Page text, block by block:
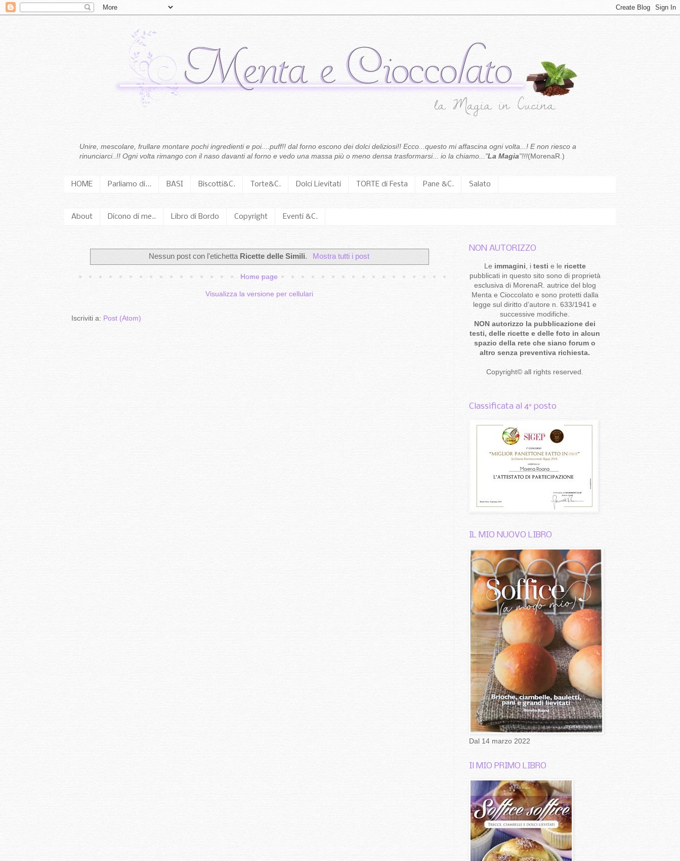
Unire, mescolare, frullare montare pochi ingredienti e poi....puff!! dal forno escono dei dolci deliziosi!! Ecco...questo mi affascina ogni volta...! E non riesco a
rinunciarci..!! Ogni volta rimango con il naso davanti al forno e vedo una massa più o meno densa trasformarsi... io la chiamo..."La Magia"!!!(MorenaR.)
HOME Parliamo di... BASI Biscotti&C. Torte&C. Dolci Lievitati TORTE di Festa Pane &C. Salato
About Dicono di me.. Libro di Bordo Copyright Eventi &C.
Nessun post con l'etichetta Ricette delle Simili. Mostra tutti i post
Home page
Visualizza la versione per cellulari
Iscriviti a: Post (Atom)
NON AUTORIZZO
Le immagini , i testi e le ricette
pubblicati in questo sito sono di proprietà
esclusiva di MorenaR. autrice del blog
Menta e Cioccolato e sono protetti dalla
legge sul diritto d’autore n. 633/1941 e
successive modifiche.
NON autorizzo la pubblicazione dei
testi, delle ricette e delle foto in alcun
spazio della rete che siano forum o
altro senza preventiva richiesta.
Copyright© all rights reserved
Classificata al 4° posto
IL MIO NUOVO LIBRO
Dal 14 marzo 2022
Il MIO PRIMO LIBRO